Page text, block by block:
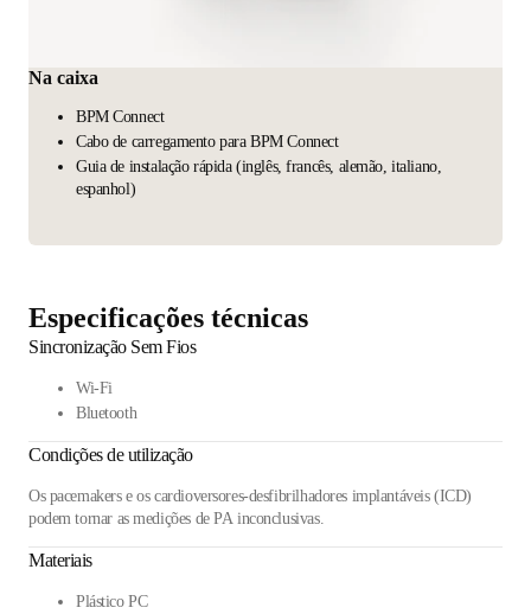
Na caixa
BPM Connect
Cabo de carregamento para BPM Connect
Guia de instalação rápida (inglês, francês, alemão, italiano,
espanhol)
Especificações técnicas
Sincronização Sem Fios
Wi-Fi
Bluetooth
Condições de utilização
Os pacemakers e os cardioversores-desfibrilhadores implantáveis (ICD)
podem tornar as medições de PA inconclusivas.
Materiais
Plástico PC